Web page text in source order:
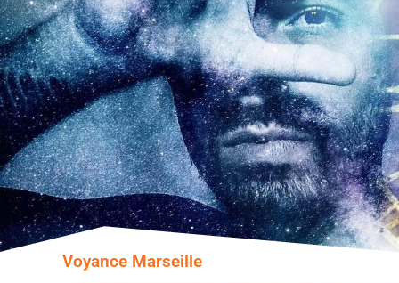
Voyance Marseille